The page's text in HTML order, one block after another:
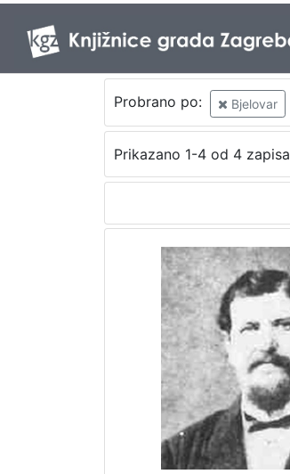
Probrano po: Bjelovar
Prikazano 1-4 od 4 zapisa